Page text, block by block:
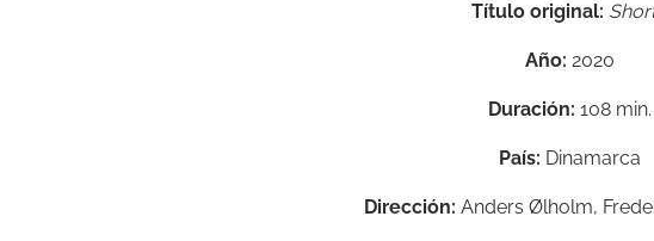
Título original:
Año: 2020
Duración: 108 min.
País: Dinamarca
Dirección: Anders Ølholm,